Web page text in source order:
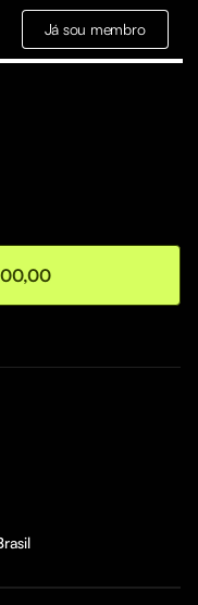
Já sou membro